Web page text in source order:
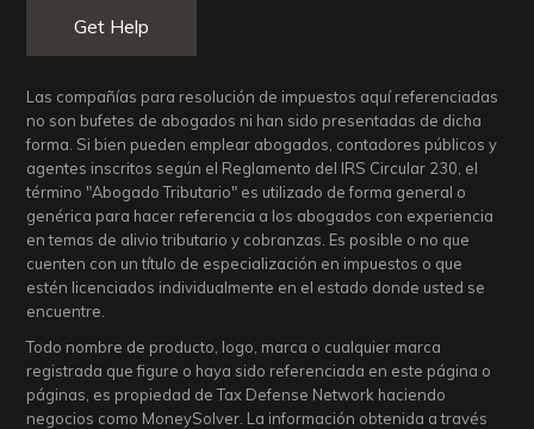
Get Help
Las compañías para resolución de impuestos aquí referenciadas
no son bufetes de abogados ni han sido presentadas de dicha
forma. Si bien pueden emplear abogados, contadores públicos y
agentes inscritos según el Reglamento del IRS Circular 230, el
término "Abogado Tributario" es utilizado de forma general o
genérica para hacer referencia a los abogados con experiencia
en temas de alivio tributario y cobranzas. Es posible o no que
cuenten con un título de especialización en impuestos o que
estén licenciados individualmente en el estado donde usted se
encuentre.
Todo nombre de producto, logo, marca o cualquier marca
registrada que figure o haya sido referenciada en este página o
páginas, es propiedad de Tax Defense Network haciendo
negocios como MoneySolver. La información obtenida a través